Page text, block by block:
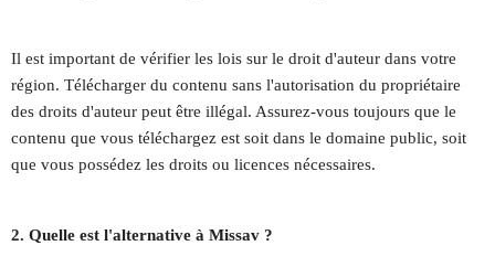
Il est important de vérifier les lois sur le droit d'auteur dans votre
région. Télécharger du contenu sans l'autorisation du propriétaire
des droits d'auteur peut être illégal. Assurez-vous toujours que le
contenu que vous téléchargez est soit dans le domaine public, soit
que vous possédez les droits ou licences nécessaires.
2. Quelle est l'alternative à Missav ?